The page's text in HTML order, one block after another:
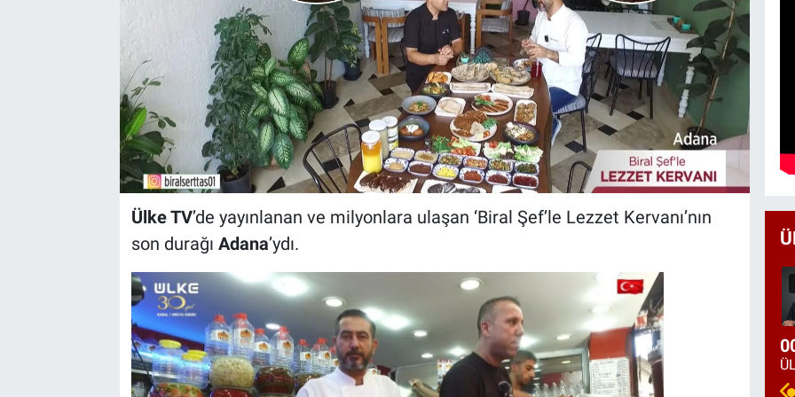
Ülke TV’de yayınlanan ve milyonlara ulaşan ‘Biral Şef’le Lezzet Kervanı’nın
son durağı Adana’ydı.